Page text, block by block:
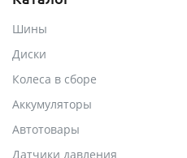
Шины
Диски
Колеса в сборе
Аккумуляторы
Автотовары
Датчики давления